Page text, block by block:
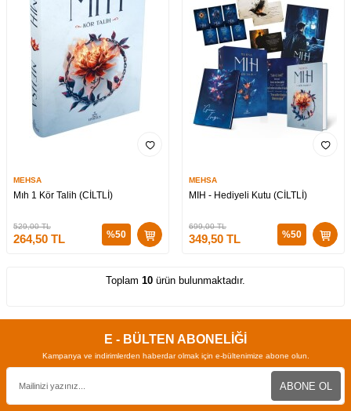
MEHSA
Mıh 1 Kör Talih (CİLTLİ)
529,00TL
264,50 TL %50
MEHSA
MIH - Hediyeli Kutu (CİLTLİ)
699,00TL
349,50 TL %50
Toplam 10 ürün bulunmaktadır.
E - BÜLTEN ABONELİĞİ
Kampanya ve indirimlerden haberdar olmak için e-bültenimize abone olun.
ABONE OL